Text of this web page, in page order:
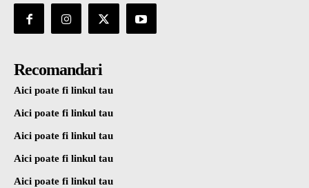
Recomandari
Aici poate fi linkul tau
Aici poate fi linkul tau
Aici poate fi linkul tau
Aici poate fi linkul tau
Aici poate fi linkul tau